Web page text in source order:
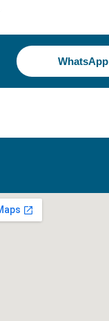
WhatsApp